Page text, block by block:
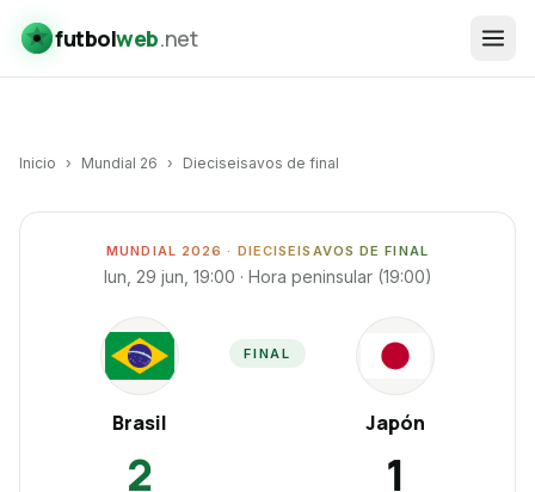
futbolweb.net
Inicio › Mundial 26 › Dieciseisavos de final
MUNDIAL 2026 · DIECISEISAVOS DE FINAL
vsJapón
lun, 29 jun, 19:00 · Hora peninsular (19:00)
BR
Brasil
2
FINAL
Japón
1